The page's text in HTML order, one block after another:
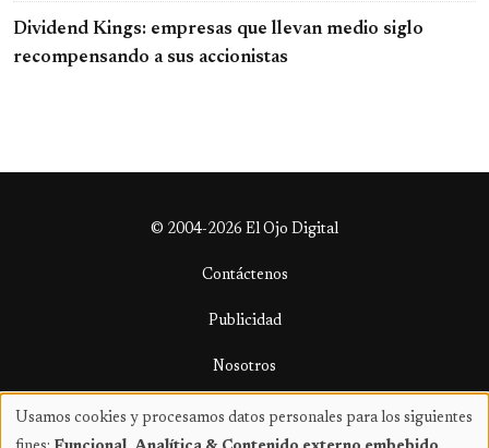
Dividend Kings: empresas que llevan medio siglo
recompensando a sus accionistas
© 2004-2026 El Ojo Digital
Contáctenos
Publicidad
Nosotros
Términos y condiciones
Uso
Usamos cookies y procesamos datos personales para los siguientes